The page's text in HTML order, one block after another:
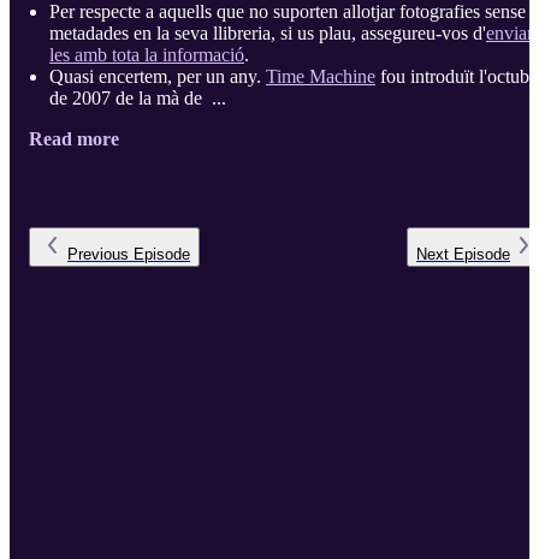
Per respecte a aquells que no suporten allotjar fotografies sense
metadades en la seva llibreria, si us plau, assegureu-vos d'enviar-
les amb tota la informació.
Quasi encertem, per un any. Time Machine fou introduït
de 2007 de la mà de ...
Read more
Previous Episode Next Episode